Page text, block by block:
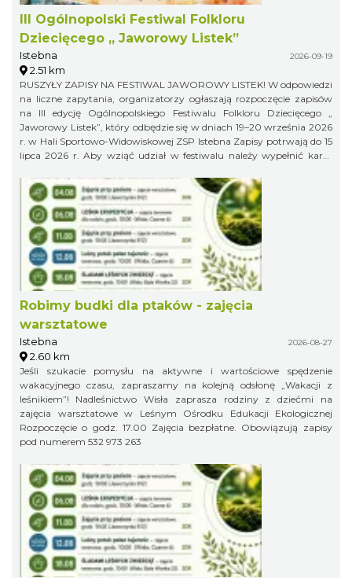
III Ogólnopolski Festiwal Folkloru
Dziecięcego „ Jaworowy Listek”
Istebna 2026-09-19
2.51 km
RUSZYŁY ZAPISY NA FESTIWAL JAWOROWY LISTEK! W odpowiedzi
na liczne zapytania, organizatorzy ogłaszają rozpoczęcie zapisów
na III edycję Ogólnopolskiego Festiwalu Folkloru Dziecięcego „
Jaworowy Listek”, który odbędzie się w dniach 19–20 września 2026
r. w Hali Sportowo-Widowiskowej ZSP Istebna Zapisy potrwają do 15
lipca 2026 r. Aby wziąć udział w festiwalu należy wypełnić kartę
jaworowylistek@gmail.com
Robimy budki dla ptaków - zajęcia
warsztatowe
Istebna 2026-08-27
2.60 km
Jeśli szukacie pomysłu na aktywne i wartościowe spędzenie
wakacyjnego czasu, zapraszamy na kolejną odsłonę „Wakacji z
leśnikiem”! Nadleśnictwo Wisła zaprasza rodziny z dziećmi na
zajęcia warsztatowe w Leśnym Ośrodku Edukacji Ekologicznej
Rozpoczęcie o godz. 17.00 Zajęcia bezpłatne. Obowiązują zapisy
pod numerem 532 973 263